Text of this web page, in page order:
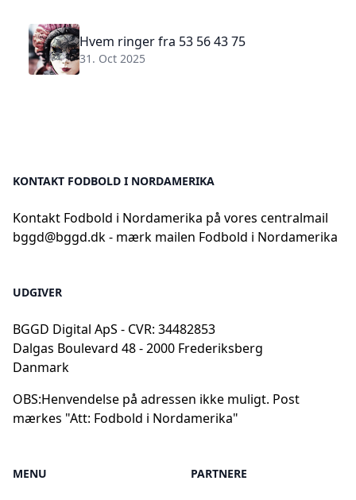
Hvem ringer fra 53 56 43 75
31. Oct 2025
KONTAKT FODBOLD I NORDAMERIKA
Kontakt Fodbold i Nordamerika på vores centralmail
bggd@bggd.dk- mærk mailen Fodbold i Nordamerika
UDGIVER
BGGD Digital ApS - CVR: 34482853
Dalgas Boulevard 48 - 2000 Frederiksberg
Danmark
OBS:Henvendelse på adressen ikke muligt. Post
mærkes "Att: Fodbold i Nordamerika"
MENU PARTNERE